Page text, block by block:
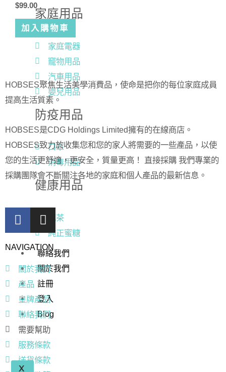
家庭用品
家庭電器
竉物用品
汽車用品
嬰兒用品
防疫用品
口罩
消毒用品
健康用品
花茶
純正蜜糖
聯絡我們
關於我們
註冊
登入
Blog
X
評
分
0
滿
分
5
$99.00
加入購物車
HOBSES聚焦生活美學消費品，使命是把你的每位家庭成員
提高生活質素。
HOBSES是CDG Holdings Limited擁有的在線商店。
HOBSES致力於收集您和您的家人將需要的一些產品，以使
您的生活更舒適，更安全，質量更高！ 直接採購 我們專業的
採購團隊會不斷關注各地的家庭和個人產品的最新信息。
NAVIGATION
關於我們
產品
皇牌產品
聯絡我們
需要幫助
服務條款
送貨條款